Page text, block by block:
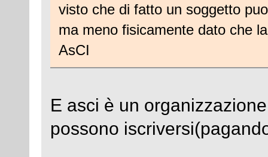
visto che di fatto un soggetto
ma meno fisicamente dato che
AsCI
E asci è un
possono